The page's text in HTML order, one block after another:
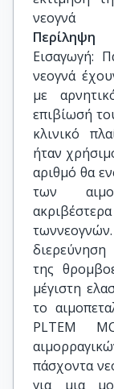
νεογνά
Περίληψη
Εισαγωγή:
νεογνά
με
επιβίωσή
κλινικό
ήταν
αριθμό θα
των
της
μέγιστη
το
PLTEM
πάσχοντα
για μια